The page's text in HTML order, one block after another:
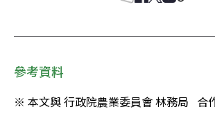
參考資料
※ 本文與 行政院農業委員會 林務局   合